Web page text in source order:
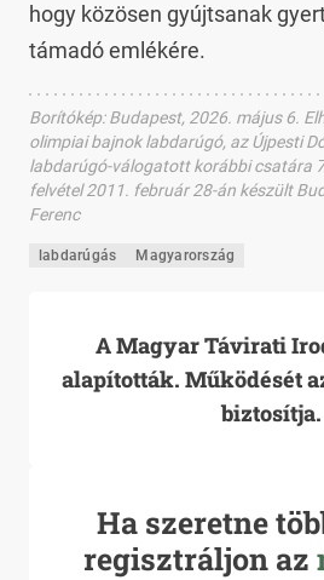
hogy közösen gyújtsanak
támadó emlékére.
Borítókép:Budapest, 2026. május 6.
olimpiai bajnok labdarúgó, az Újpesti
labdarúgó-válogatott korábbi csatára
felvétel 2011. február 28-án készült
Ferenc
labdarúgás Magyarország
A Magyar Távirati
alapították. Működését
biztosítja.
Ha szeretne
regisztráljon az